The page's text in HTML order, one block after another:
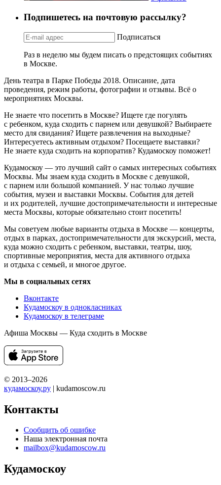
Подпишетесь на почтовую рассылку?
Подписаться
Раз в неделю мы будем писать о предстоящих событиях
в Москве.
День театра в Парке Победы 2018. Описание, дата
проведения, режим работы, фотографии и отзывы. Всё о
мероприятиях Москвы.
Не знаете что посетить в Москве? Ищете где погулять
с ребенком, куда сходить с парнем или девушкой? Выбираете
место для свидания? Ищете развлечения на выходные?
Интересуетесь активным отдыхом? Посещаете выставки?
Не знаете куда сходить на корпоратив? Кудамоскоу поможет!
Кудамоскоу — это лучший сайт о самых интересных событиях
Москвы. Мы знаем куда сходить в Москве с девушкой,
с парнем или большой компанией. У нас только лучшие
события, музеи и выставки Москвы. События для детей
и их родителей, лучшие достопримечательности и интересные
места Москвы, которые обязательно стоит посетить!
Мы советуем любые варианты отдыха в Москве — концерты,
отдых в парках, достопримечательности для экскурсий, места,
куда можно сходить с ребенком, выставки, театры, шоу,
спортивные мероприятия, места для активного отдыха
и отдыха с семьей, и многое другое.
Мы в социальных сетях
Вконтакте
Кудамоскоу в однокласниках
Кудамоскоу в телеграме
Афиша Москвы — Куда сходить в Москве
© 2013–2026
кудамоскоу.ру | kudamoscow.ru
Контакты
Сообщить об ошибке
Наша электронная почта
mailbox@kudamoscow.ru
Кудамоскоу